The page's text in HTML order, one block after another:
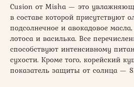
Cusion от Misha — это
в составе которой присутствуют
подсолнечное и авокадовое
лотоса и василька. Все
способствуют интенсивному
сухости. Кроме того, корейский
показатель защиты от солнца —